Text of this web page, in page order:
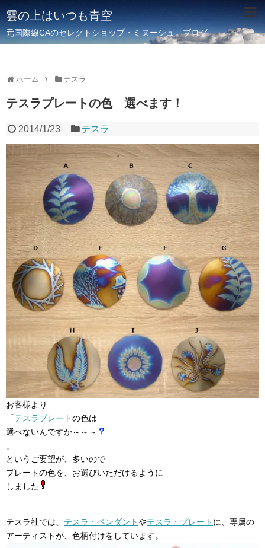
雲の上はいつも青空
元国際線CAのセレクトショップ・ミヌーシュ ブログ
ホーム テスラ
テスラプレートの色 選べます！
2014/1/23 テスラ
お客様より
「テスラプレートの色は
選べないんですか～～～
」
というご要望が、多いので
プレートの色を、お選びいただけるように
しました
テスラ社では、 テスラ・ペンダントやテスラ・プレート に、専属の
アーティストが、色柄付けをしています。